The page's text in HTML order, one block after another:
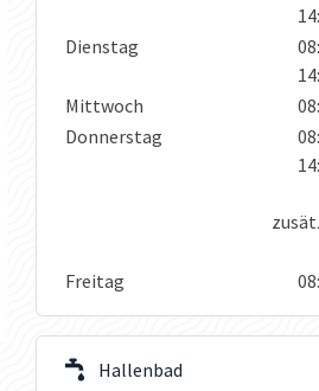
Dienstag
Mittwoch
Donnerstag
Freitag
Hallenbad